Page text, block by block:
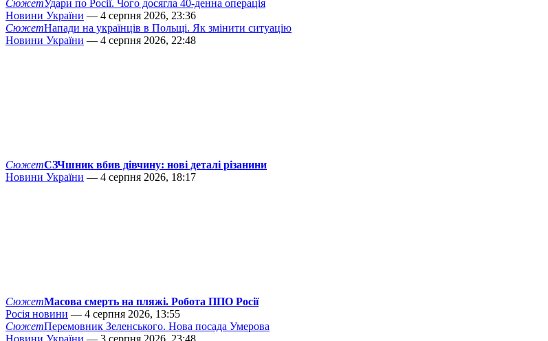
СюжетУдари по Росії. Чого досягла 40-денна операція
Новини України — 4 серпня 2026, 23:36
СюжетНапади на українців в Польщі. Як змінити ситуацію
Новини України — 4 серпня 2026, 22:48
СюжетСЗЧшник вбив дівчину: нові деталі різанини
Новини України — 4 серпня 2026, 18:17
СюжетМасова смерть на пляжі. Робота ППО Росії
Росія новини — 4 серпня 2026, 13:55
СюжетПеремовник Зеленського. Нова посада Умерова